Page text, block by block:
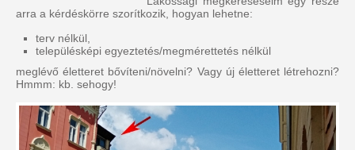
arra a kérdéskörre szorítkozik, hogyan lehetne:
terv nélkül,
településképi egyeztetés/megmérettetés nélkül
meglévő életteret bővíteni/növelni? Vagy új életteret létrehozni?
Hmmm: kb. sehogy!